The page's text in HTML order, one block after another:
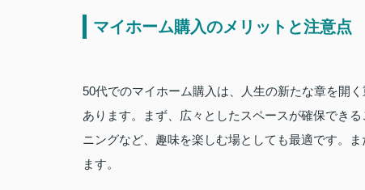
マイホーム購入のメリットと注意点
50代でのマイホーム購入は、人生の新たな章を開
あります。まず、広々としたスペースが確保でき
ニングなど、趣味を楽しむ場としても最適です。
ます。